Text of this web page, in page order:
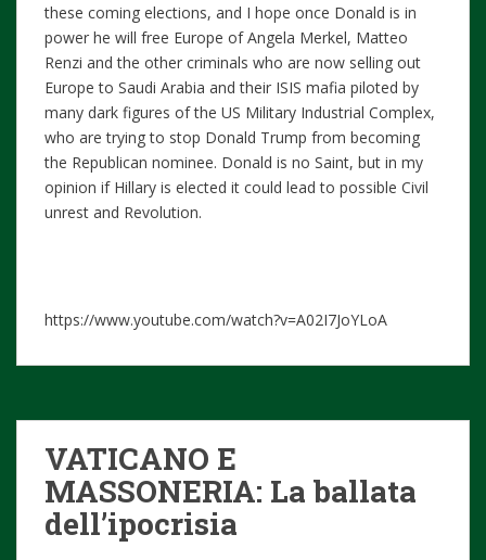
these coming elections, and I hope once Donald is in
power he will free Europe of Angela Merkel, Matteo
Renzi and the other criminals who are now selling out
Europe to Saudi Arabia and their ISIS mafia piloted by
many dark figures of the US Military Industrial Complex,
who are trying to stop Donald Trump from becoming
the Republican nominee. Donald is no Saint, but in my
opinion if Hillary is elected it could lead to possible Civil
unrest and Revolution.
https://www.youtube.com/watch?v=A02I7JoYLoA
VATICANO E
MASSONERIA: La ballata
dell’ipocrisia